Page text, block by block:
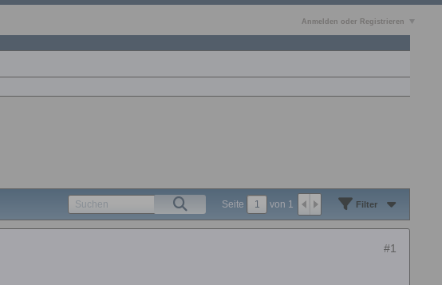
Anmelden oder Registrieren
Seite von 1 Filter
#1